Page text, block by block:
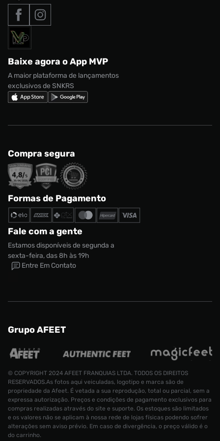
Roupas
Acessórios
Marcas
Nike Air Max
adidas Adi2000
adidas Campus
Nike Shox
Nossas lojas
Termos de uso
Política de privacidade
Regulamento CRM/ CASHBACK
Regulamento Cupom
Tipos de entrega
Formas de Pagamento
Solicite seus dados
Baixe agora o App MVP
A maior plataforma de lançamentos
exclusivos de SNKRS
Compra segura
Formas de Pagamento
Fale com a gente
Estamos disponíveis de segunda a
sexta-feira, das 8h às 19h
Entre Em Contato
Grupo AFEET
© COPYRIGHT 2024 AFEET FRANQUIAS LTDA. TODOS OS DIREITOS
RESERVADOS.As fotos aqui veiculadas, logotipo e marca são de
propriedade da Afeet. É vetada a sua reprodução, total ou parcial, sem a
expressa autorização. Preços e condições de pagamento exclusivos para
compras realizadas através do site e suporte. Os estoques são limitados
e os valores não se aplicam à nossa rede de lojas físicas podendo sofrer
alterações sem aviso prévio. Em caso de divergência, o preço válido é o
do carrinho.